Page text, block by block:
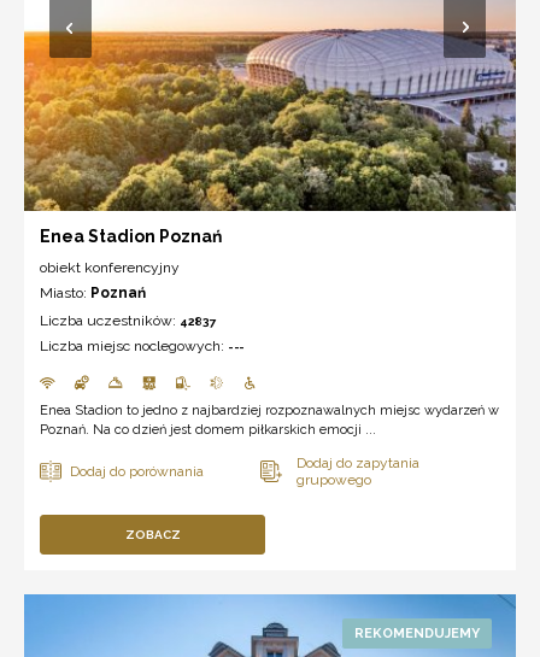
Enea Stadion Poznań
obiekt konferencyjny
Miasto: Poznań
Liczba uczestników: 42837
Liczba miejsc noclegowych: ---
Enea Stadion to jedno z najbardziej rozpoznawalnych miejsc wydarzeń w
Poznań. Na co dzień jest domem piłkarskich emocji ...
ZOBACZ